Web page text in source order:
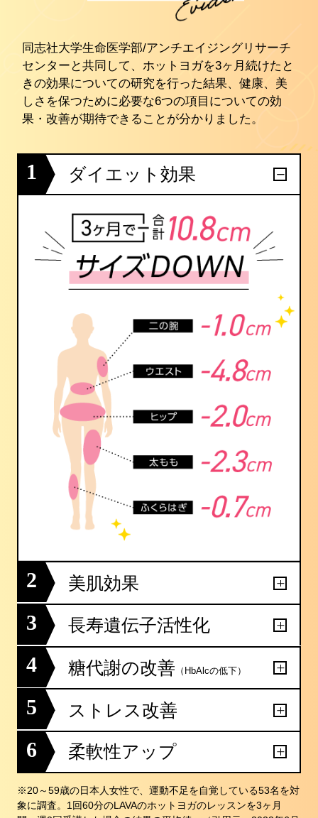
同志社大学生命医学部/アンチエイジングリサーチ
センターと共同して、ホットヨガを3ヶ月続けたと
きの効果についての研究を行った結果、健康、美
しさを保つために必要な6つの項目についての効
果・改善が期待できることが分かりました。
1 ダイエット効果
2 美肌効果
3 長寿遺伝子活性化
4 糖代謝の改善 （HbAlcの低下）
5 ストレス改善
6 柔軟性アップ
※20～59歳の日本人女性で、運動不足を自覚している53名を対
象に調査。1回60分のLAVAのホットヨガのレッスンを3ヶ月